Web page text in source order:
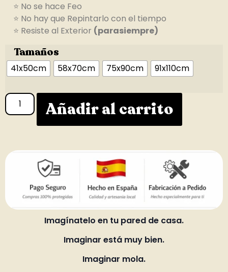
⭐ No se hace Feo
⭐ No hay que Repintarlo con el tiempo
⭐ Resiste al Exterior (parasiempre)
Tamaños
41x50cm 58x70cm 75x90cm 91x110cm
Añadir al carrito
Imagínatelo en tu pared de casa.
Imaginar está muy bien.
Imaginar mola.